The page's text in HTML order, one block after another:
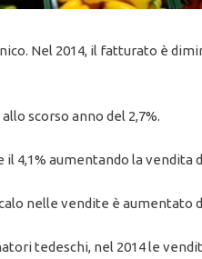
Nel 2014, il fatturato è
scorso anno del 2,7%.
4,1% aumentando la vendita
nelle vendite è aumentato
tedeschi, nel 2014 le